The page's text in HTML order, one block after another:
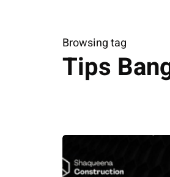
Browsing tag
Tips